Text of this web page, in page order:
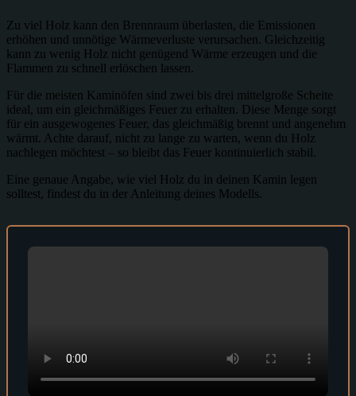
Zu viel Holz kann den Brennraum überlasten, die Emissionen
erhöhen und unnötige Wärmeverluste verursachen. Gleichzeitig
kann zu wenig Holz nicht genügend Wärme erzeugen und die
Flammen zu schnell erlöschen lassen.
Für die meisten Kaminöfen sind zwei bis drei mittelgroße Scheite
ideal, um ein gleichmäßiges Feuer zu erhalten. Diese Menge sorgt
für ein ausgewogenes Feuer, das gleichmäßig brennt und angenehm
wärmt. Achte darauf, nicht zu lange zu warten, wenn du Holz
nachlegen möchtest – so bleibt das Feuer kontinuierlich stabil.
Eine genaue Angabe, wie viel Holz du in deinen Kamin legen
solltest, findest du in der Anleitung deines Modells.